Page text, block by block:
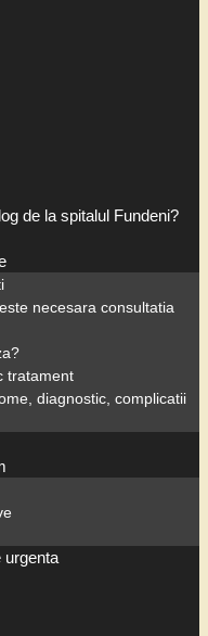
de la spitalul Fundeni?
necesara consultatia
tratament
diagnostic, complicatii
urgenta